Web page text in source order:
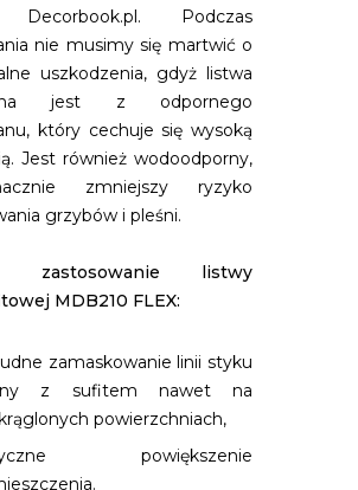
Decorbook.pl. Podczas
nie musimy się martwić o
uszkodzenia, gdyż listwa
jest z odpornego
który cechuje się wysoką
Jest również wodoodporny,
zmniejszy ryzyko
grzybów i pleśni.
zastosowanie listwy
MDB210 FLEX:
zamaskowanie linii styku
z sufitem nawet na
powierzchniach,
powiększenie